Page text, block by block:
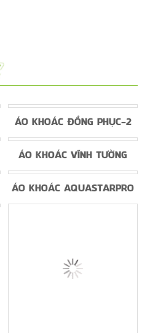
ÁO KHOÁC ĐỒNG PHỤC-2
ÁO KHOÁC VĨNH TƯỜNG
ÁO KHOÁC AQUASTARPRO